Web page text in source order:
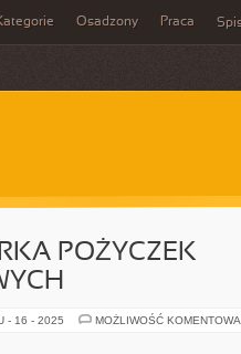
Osadzony Praca
POŻYCZEK
- 16 - 2025 MOŻLIWOŚĆ